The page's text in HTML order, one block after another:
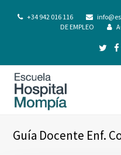
+34 942 016 116
DE EMPLEO
Guía Docente Enf.